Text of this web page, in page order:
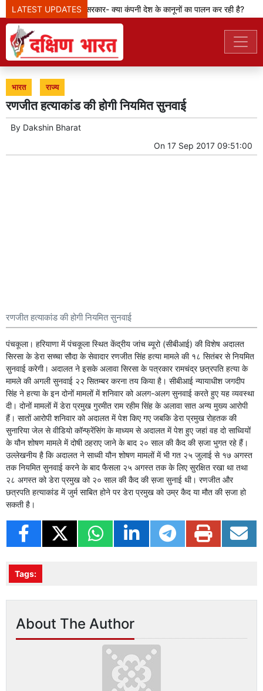
LATEST UPDATES
मेटा टीम से पूछ रही सरकार- क्या कंपनी देश के कानूनों का पालन कर रही है?
भारत राज्य
रणजीत हत्याकांड की होगी नियमित सुनवाई
By Dakshin Bharat
On 17 Sep 2017 09:51:00
रणजीत हत्याकांड की होगी नियमित सुनवाई
पंचकूला। हरियाणा में पंचकूला स्थित केंद्रीय जांच ब्यूरो (सीबीआई) की विशेष अदालत
सिरसा के डेरा सच्चा सौदा के सेवादार रणजीत सिंह हत्या मामले की १८ सितंबर से नियमित
सुनवाई करेगी। अदालत ने इसके अलावा सिरसा के पत्रकार रामचंद्र छत्रपति हत्या के
मामले की अगली सुनवाई २२ सितम्बर करना तय किया है। सीबीआई न्यायाधीश जगदीप
सिंह ने हत्या के इन दोनों मामलों में शनिवार को अलग-अलग सुनवाई करते हुए यह व्यवस्था
दी। दोनों मामलों में डेरा प्रमुख गुरमीत राम रहीम सिंह के अलावा सात अन्य मुख्य आरोपी
हैं। सातों आरोपी शनिवार को अदालत में पेश किए गए जबकि डेरा प्रमुख रोहतक की
सुनारिया जेल से वीडियो कॉन्फ्रेंसिंग के माध्यम से अदालत में पेश हुए जहां वह दो साध्वियों
के यौन शोषण मामले में दोषी ठहराए जाने के बाद २० साल की कैद की स़जा भुगत रहे हैं।
उल्लेखनीय है कि अदालत ने साध्वी यौन शोषण मामलों में भी गत २५ जुलाई से १७ अगस्त
तक नियमित सुनवाई करने के बाद फैसला २५ अगस्त तक के लिए सुरक्षित रखा था तथा
२८ अगस्त को डेरा प्रमुख को २० साल की कैद की स़जा सुनाई थी। रणजीत और
छत्रपति हत्याकांड में जुर्म साबित होने पर डेरा प्रमुख को उम्र कैद या मौत की स़जा हो
सकती है।
Tags:
About The Author